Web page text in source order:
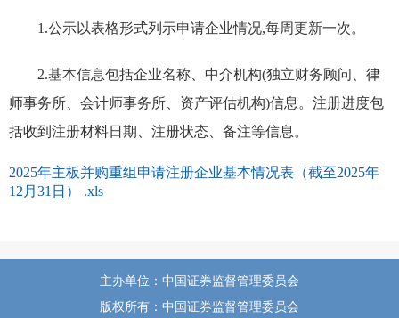
1.公示以表格形式列示申请企业情况,每周更新一次。
2.基本信息包括企业名称、中介机构(独立财务顾问、律
师事务所、会计师事务所、资产评估机构)信息。注册进度包
括收到注册材料日期、注册状态、备注等信息。
2025年主板并购重组申请注册企业基本情况表（截至2025年
12月31日） .xls
主办单位：中国证券监督管理委员会
版权所有：中国证券监督管理委员会